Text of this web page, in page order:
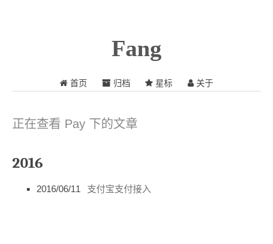
Fang
首页 归档 星标 关于
正在查看 Pay 下的文章
2016
2016/06/11 支付宝支付接入